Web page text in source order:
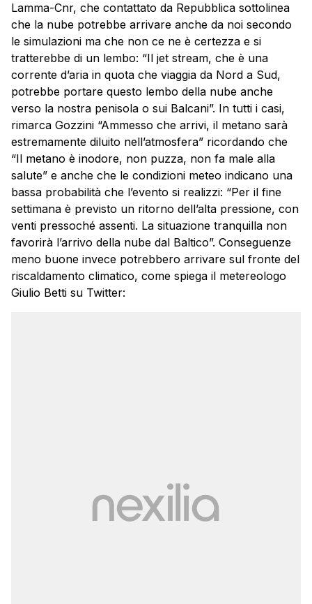
Lamma-Cnr, che contattato da Repubblica sottolinea
che la nube potrebbe arrivare anche da noi secondo
le simulazioni ma che non ce ne è certezza e si
tratterebbe di un lembo: “Il jet stream, che è una
corrente d’aria in quota che viaggia da Nord a Sud,
potrebbe portare questo lembo della nube anche
verso la nostra penisola o sui Balcani”. In tutti i casi,
rimarca Gozzini “Ammesso che arrivi, il metano sarà
estremamente diluito nell’atmosfera” ricordando che
“Il metano è inodore, non puzza, non fa male alla
salute” e anche che le condizioni meteo indicano una
bassa probabilità che l’evento si realizzi: “Per il fine
settimana è previsto un ritorno dell’alta pressione, con
venti pressoché assenti. La situazione tranquilla non
favorirà l’arrivo della nube dal Baltico”. Conseguenze
meno buone invece potrebbero arrivare sul fronte del
riscaldamento climatico, come spiega il metereologo
Giulio Betti su Twitter: